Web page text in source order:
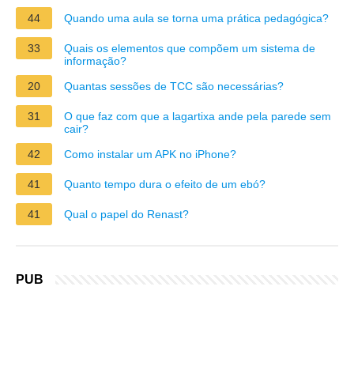
44
Quando uma aula se torna uma prática pedagógica?
33
Quais os elementos que compõem um sistema de
informação?
20
Quantas sessões de TCC são necessárias?
31
O que faz com que a lagartixa ande pela parede sem
cair?
42
Como instalar um APK no iPhone?
41 Quanto tempo dura o efeito de um ebó?
41 Qual o papel do Renast?
PUB